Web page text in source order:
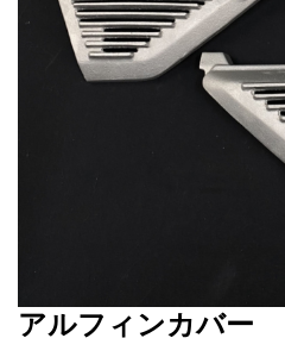
アルフィンカバー